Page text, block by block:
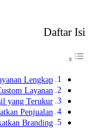
Daftar Isi
Lengkap
Layanan
yang Terukur
Penjualan
Branding